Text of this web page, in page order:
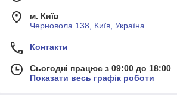
м. Київ
Черновола 138, Київ, Україна
Контакти
Сьогодні працює з 09:00 до 18:00
Показати весь графік роботи